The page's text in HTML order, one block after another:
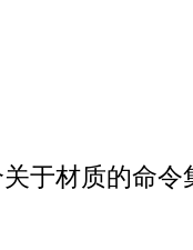
于材质的命令